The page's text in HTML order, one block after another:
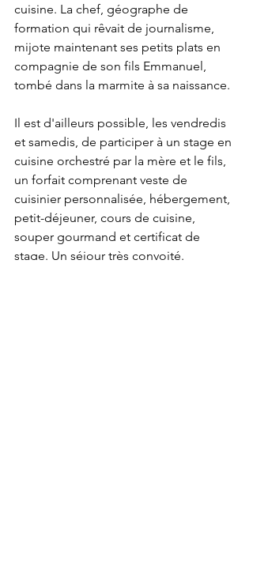
cuisine. La chef, géographe de
formation qui rêvait de journalisme,
mijote maintenant ses petits plats en
compagnie de son fils Emmanuel,
tombé dans la marmite à sa naissance.
Il est d'ailleurs possible, les vendredis
et samedis, de participer à un stage en
cuisine orchestré par la mère et le fils,
un forfait comprenant veste de
cuisinier personnalisée, hébergement,
petit-déjeuner, cours de cuisine,
souper gourmand et certificat de
stage. Un séjour très convoité.